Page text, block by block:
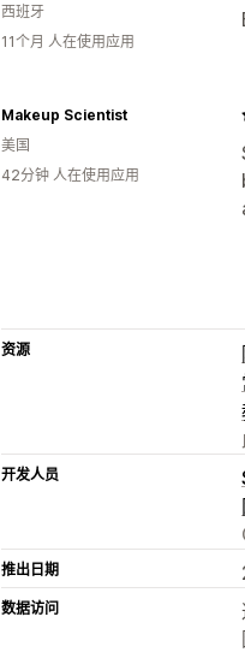
西班牙
11个月 人在使用应用
Makeup Scientist
美国
42分钟 人在使用应用
资源
开发人员
推出日期
数据访问